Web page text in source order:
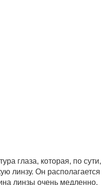
глаза, которая, по сути,
линзу. Он располагается
линзы очень медленно,